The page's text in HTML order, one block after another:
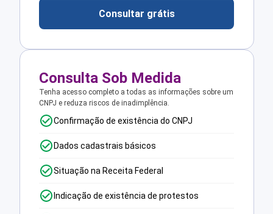
Consultar grátis
Consulta Sob Medida
Tenha acesso completo a todas as informações sobre um
CNPJ e reduza riscos de inadimplência.
Confirmação de existência do CNPJ
Dados cadastrais básicos
Situação na Receita Federal
Indicação de existência de protestos